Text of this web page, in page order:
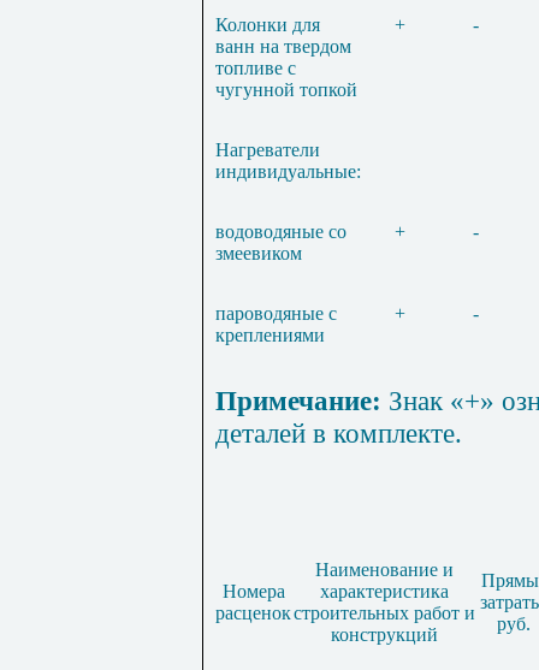
Колонки для
ванн на твердом
топливе с
чугунной топкой
+ -
Нагреватели
индивидуальные:
водоводяные со
змеевиком
+ -
пароводяные с
креплениями
+ -
Примечание: Знак «+»
деталей в комплекте.
Номера
расценок
Наименование и
характеристика
строительных работ и
конструкций
руб.